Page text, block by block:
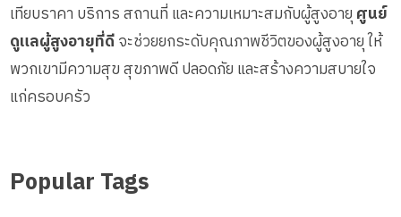
เทียบราคา บริการ สถานที่ และความเหมาะสมกับผู้สูงอายุศูนย์
ดูแลผู้สูงอายุที่ดีจะช่วยยกระดับคุณภาพชีวิตของผู้สูงอายุ ให้
พวกเขามีความสุข สุขภาพดี ปลอดภัย และสร้างความสบายใจ
แก่ครอบครัว
Popular Tags